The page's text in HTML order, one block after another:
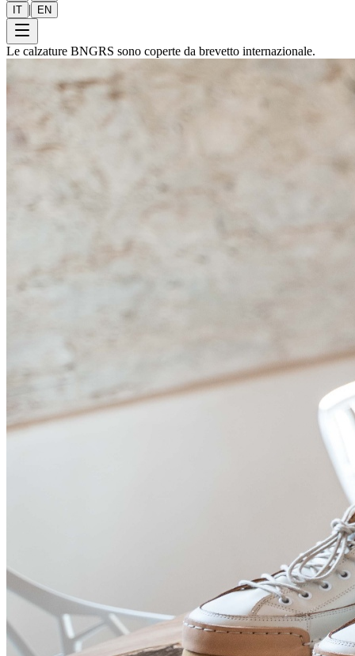
IT | EN
Le calzature BNGRS sono coperte da brevetto internazionale.